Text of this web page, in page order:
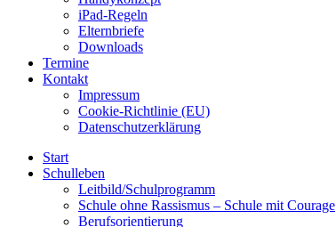
iPad-Regeln
Elternbriefe
Downloads
Termine
Kontakt
Impressum
Cookie-Richtlinie (EU)
Datenschutzerklärung
Start
Schulleben
Leitbild/Schulprogramm
Schule ohne Rassismus – Schule mit Courage
Berufsorientierung